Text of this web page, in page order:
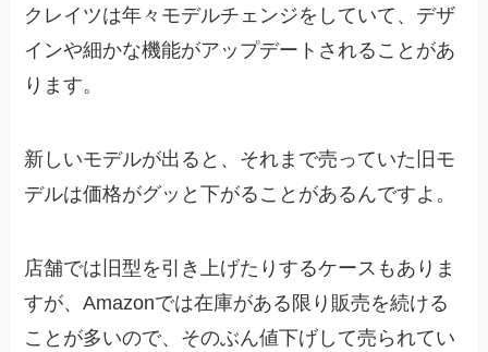
クレイツは年々モデルチェンジをしていて、デザ
インや細かな機能がアップデートされることがあ
ります。
新しいモデルが出ると、それまで売っていた旧モ
デルは価格がグッと下がることがあるんですよ。
店舗では旧型を引き上げたりするケースもありま
すが、Amazonでは在庫がある限り販売を続ける
ことが多いので、そのぶん値下げして売られてい